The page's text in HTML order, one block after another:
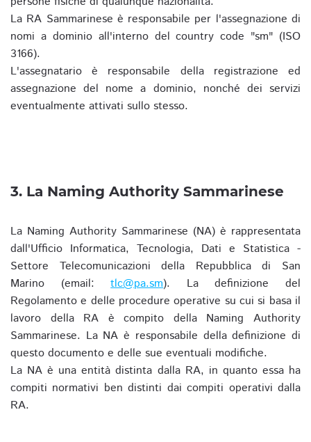
La RA Sammarinese è responsabile per l'assegnazione di
nomi a dominio all'interno del country code "sm" (ISO
3166).
L'assegnatario è responsabile della registrazione ed
assegnazione del nome a dominio, nonché dei servizi
eventualmente attivati sullo stesso.
3. La Naming Authority Sammarinese
La Naming Authority Sammarinese (NA) è rappresentata
dall'Ufficio Informatica, Tecnologia, Dati e Statistica -
Settore Telecomunicazioni della Repubblica di San
Marino (email:tlc@pa.sm). La definizione del
Regolamento e delle procedure operative su cui si basa il
lavoro della RA è compito della Naming Authority
Sammarinese. La NA è responsabile della definizione di
questo documento e delle sue eventuali modifiche.
La NA è una entità distinta dalla RA, in quanto essa ha
compiti normativi ben distinti dai compiti operativi dalla
RA.